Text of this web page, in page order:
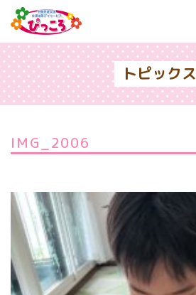
トピックス
IMG_2006